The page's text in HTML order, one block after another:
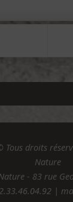
droits
Nature
- 83 rue
|